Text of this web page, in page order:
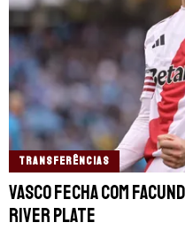
TRANSFERÊNCIAS
Vasco fecha com
River Plate